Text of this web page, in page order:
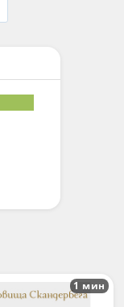
1 мин